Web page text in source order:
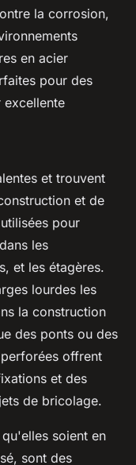
la corrosion,
en acier
pour des
et trouvent
et de
pour
dans les
et les étagères.
lourdes les
la construction
des ponts ou des
offrent
et des
de bricolage.
soient en
sont des